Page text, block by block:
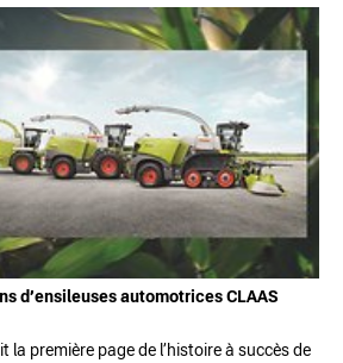
d’ensileuses automotrices CLAAS
la première page de l’histoire à succès de